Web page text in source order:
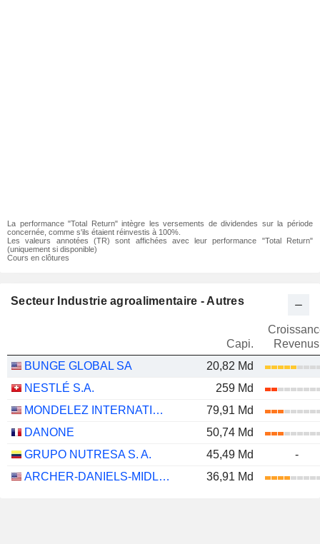
La performance "Total Return" intègre les versements de dividendes sur la période
concernée, comme s'ils étaient réinvestis à 100%.
Les valeurs annotées (TR) sont affichées avec leur performance "Total Return"
(uniquement si disponible)
Cours en clôtures
Secteur Industrie agroalimentaire - Autres
Capi.
Revenus
BUNGE GLOBAL SA
20,82 Md
NESTLÉ S.A.
259 Md
MONDELEZ INTERNATIONAL, INC.
79,91 Md
DANONE
50,74 Md
GRUPO NUTRESA S. A.
45,49 Md
-
ARCHER-DANIELS-MIDLAND COMPANY
36,91 Md